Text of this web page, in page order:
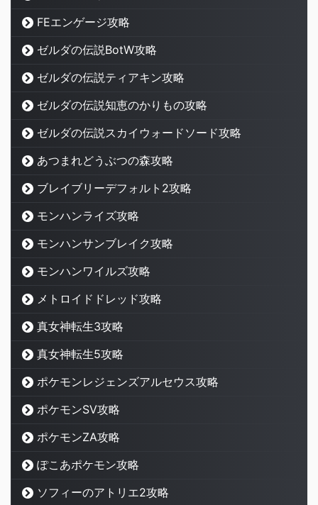
FEエンゲージ攻略
ゼルダの伝説BotW攻略
ゼルダの伝説ティアキン攻略
ゼルダの伝説知恵のかりもの攻略
ゼルダの伝説スカイウォードソード攻略
あつまれどうぶつの森攻略
ブレイブリーデフォルト2攻略
モンハンライズ攻略
モンハンサンブレイク攻略
モンハンワイルズ攻略
メトロイドドレッド攻略
真女神転生3攻略
真女神転生5攻略
ポケモンレジェンズアルセウス攻略
ポケモンSV攻略
ポケモンZA攻略
ぽこあポケモン攻略
ソフィーのアトリエ2攻略